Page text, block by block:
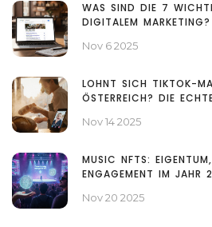
WAS SIND DIE 7
DIGITALEM MARKETING?
Nov 6 2025
LOHNT SICH TIKTOK-
ÖSTERREICH? DIE
Nov 14 2025
MUSIC NFTS:
ENGAGEMENT IM JAHR
Nov 20 2025